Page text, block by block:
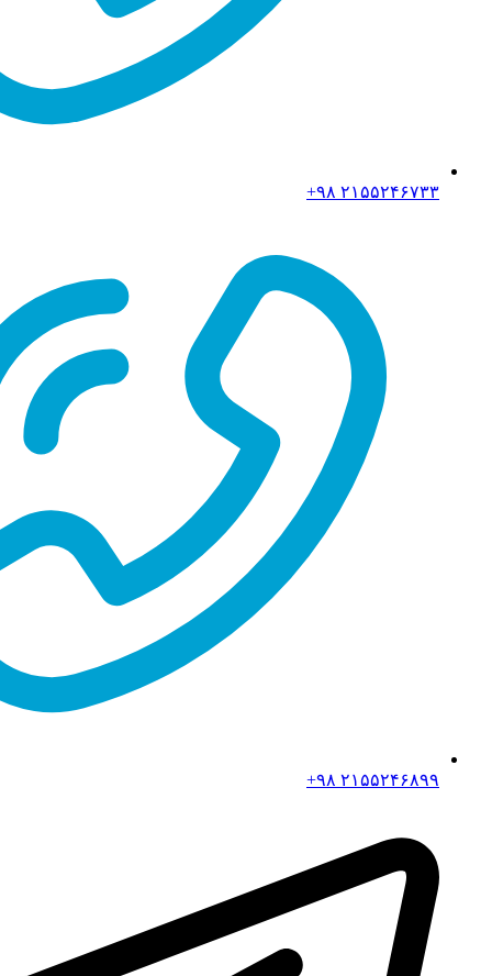
۲۱۵۵۲۴۶۷۳۳ ۹۸+
۲۱۵۵۲۴۶۸۹۹ ۹۸+